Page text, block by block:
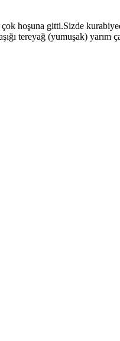
hoşuna gitti.Sizde
tereyağ (yumuşak) yarım